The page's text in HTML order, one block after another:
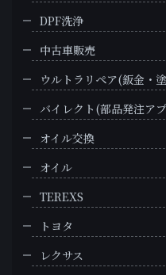
DPF洗浄
中古車販売
ウルトラリペア(鈑金・
バイレクト(部品発注ア
オイル交換
オイル
TEREXS
トヨタ
レクサス